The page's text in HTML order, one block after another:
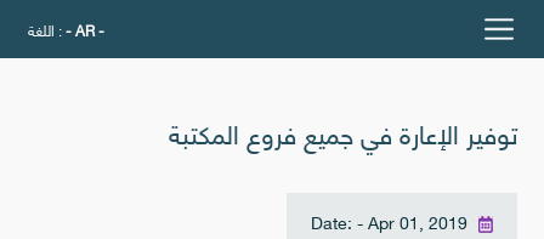
اللغة :- AR -
توفير الإعارة في جميع فروع المكتبة
Date: - Apr 01, 2019